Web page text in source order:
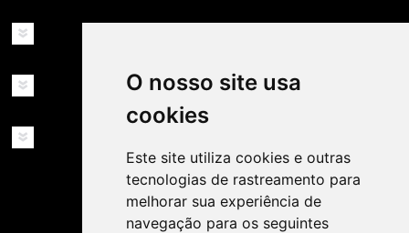
O nosso site usa
cookies
Este site utiliza cookies e outras
tecnologias de rastreamento para
melhorar sua experiência de
navegação para os seguintes
MINHA CONTA